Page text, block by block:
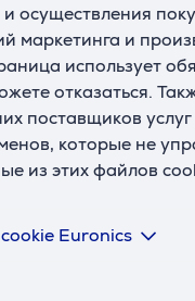
осуществления
маркетинга и
использует
отказаться.
поставщиков
которые не
из этих файлов
Euronics
00201594
На
Цена:
7.99 €